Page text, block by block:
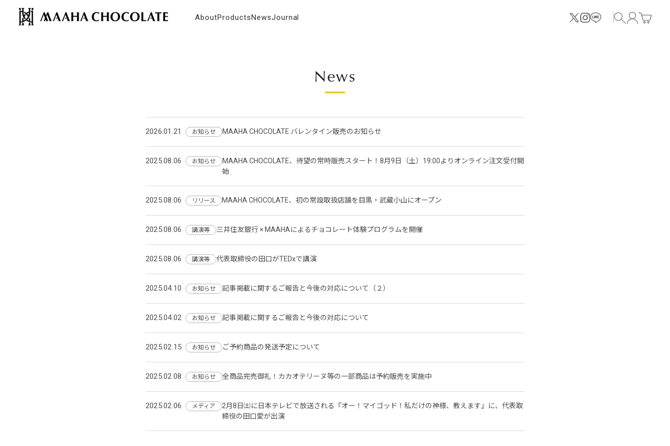
コンテンツにスキップ
MAAHA CHOCOLATE
AboutProductsNewsJournal
News
2026.01.21 お知らせ MAAHA CHOCOLATE バレンタイン販売のお知らせ
2025.08.06 お知らせ
MAAHA CHOCOLATE、待望の常時販売スタート！8月9日（土）19:00よりオンライン注文受付開
始
2025.08.06 リリース MAAHA CHOCOLATE、初の常設取扱店舗を目黒・武蔵小山にオープン
2025.08.06 講演等 三井住友銀行 × MAAHAによるチョコレート体験プログラムを開催
2025.08.06 講演等 代表取締役の田口がTEDxで講演
2025.04.10 お知らせ 記事掲載に関するご報告と今後の対応について（２）
2025.04.02 お知らせ 記事掲載に関するご報告と今後の対応について
2025.02.15 お知らせ ご予約商品の発送予定について
2025.02.08 お知らせ 全商品完売御礼！カカオテリーヌ等の一部商品は予約販売を実施中
2025.02.06 メディア
2月8日㈯に日本テレビで放送される『オー！マイゴッド！私だけの神様、教えます』に、代表取
締役の田口愛が出演